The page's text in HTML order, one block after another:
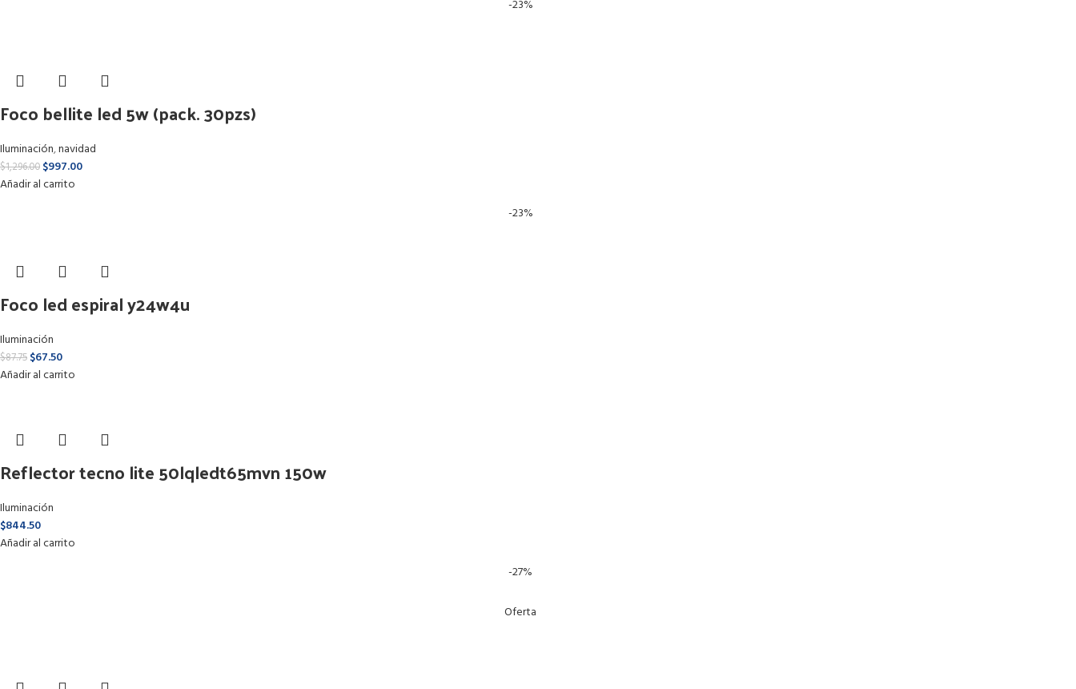
-23%
Foco bellite led 5w (pack. 30pzs)
Iluminación,navidad
$1,296.00 $997.00
Añadir al carrito
-23%
Foco led espiral y24w4u
Iluminación
$87.75 $67.50
Añadir al carrito
Reflector tecno lite 50lqledt65mvn 150w
Iluminación
$844.50
Añadir al carrito
-27%
Oferta